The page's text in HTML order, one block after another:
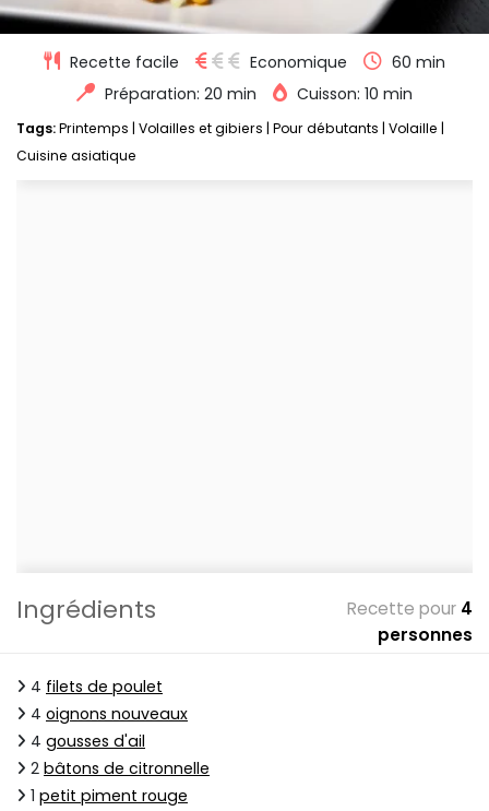
Recette facile Economique
60 min
Préparation: 20 min
Cuisson: 10 min
Tags:Printemps Volailles et gibiers Pour débutants Volaille
Cuisine asiatique
Ingrédients Recette pour 4
personnes
4 filets de poulet
4 oignons nouveaux
4 gousses d'ail
2 bâtons de citronnelle
1 petit piment rouge